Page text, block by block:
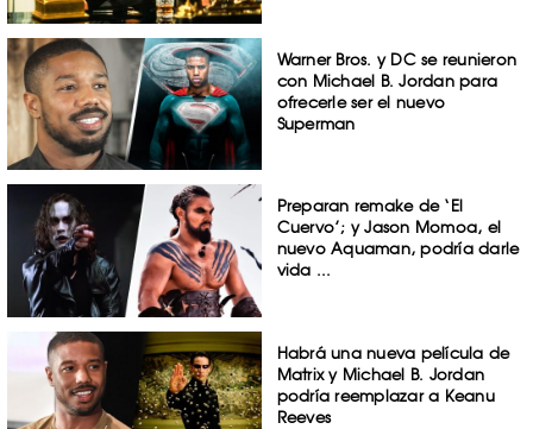
Warner Bros. y DC se reunieron
con Michael B. Jordan para
ofrecerle ser el nuevo
Superman
Preparan remake de ‘El
Cuervo’; y Jason Momoa, el
nuevo Aquaman, podría darle
vida ...
Habrá una nueva película de
Matrix y Michael B. Jordan
podría reemplazar a Keanu
Reeves